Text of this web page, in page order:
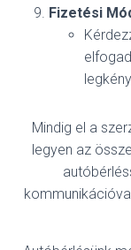
Fizetési
Mindig el a
legyen az